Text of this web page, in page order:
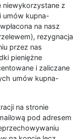
niewykorzystane z
umów kupna-
na nasz
rezygnacja
przez nas
pieniężne
i zaliczane
umów kupna-
na stronie
pod adresem